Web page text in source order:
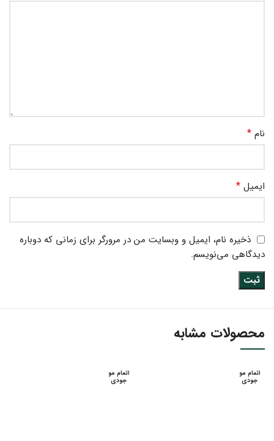
نام *
ایمیل *
ذخیره نام، ایمیل و وبسایت من در مرورگر برای زمانی که دوباره
دیدگاهی می‌نویسم.
محصولات مشابه
اتمام مو
جودی
اتمام مو
جودی